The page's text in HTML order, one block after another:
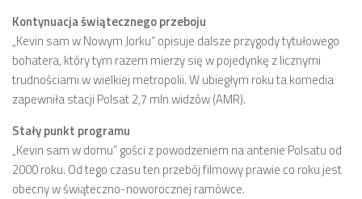
Kontynuacja świątecznego przeboju
„Kevin sam w Nowym Jorku” opisuje dalsze przygody tytułowego
bohatera, który tym razem mierzy się w pojedynkę z licznymi
trudnościami w wielkiej metropolii. W ubiegłym roku ta komedia
zapewniła stacji Polsat 2,7 mln widzów (AMR).
Stały punkt programu
„Kevin sam w domu” gości z powodzeniem na antenie Polsatu od
2000 roku. Od tego czasu ten przebój filmowy prawie co roku jest
obecny w świąteczno-noworocznej ramówce.